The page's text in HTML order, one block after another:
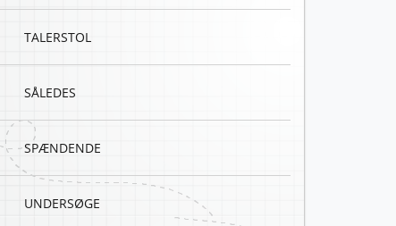
TALERSTOL
SÅLEDES
SPÆNDENDE
UNDERSØGE